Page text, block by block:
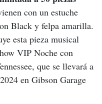
con un estuche
Black y felpa amarilla.
esta pieza musical
VIP Noche con
que se llevará a
en Gibson Garage